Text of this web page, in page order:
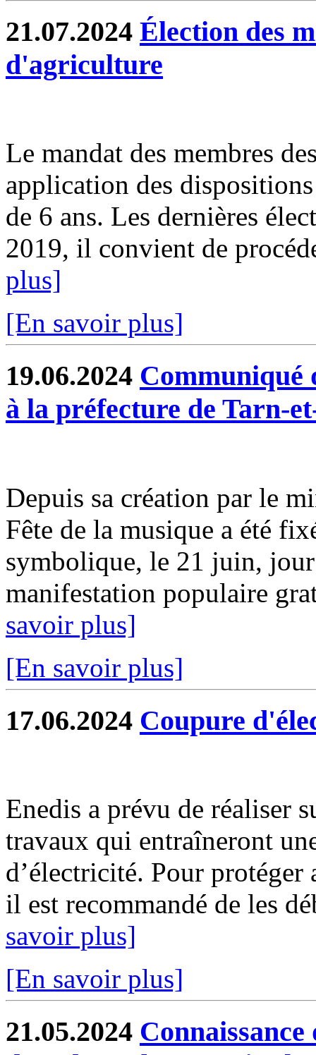
21.07.2024 Élection des
d'agriculture
Le mandat des membres
application des
de 6 ans. Les dernières
2019, il convient de
plus]
[En savoir plus]
19.06.2024 Communiqué
à la préfecture de Tarn-
Depuis sa création par le
Fête de la musique a été
symbolique, le 21 juin,
manifestation populaire
savoir plus]
[En savoir plus]
17.06.2024 Coupure
Enedis a prévu de réaliser
travaux qui entraîneront
d’électricité. Pour protéger
il est recommandé de les
savoir plus]
[En savoir plus]
21.05.2024